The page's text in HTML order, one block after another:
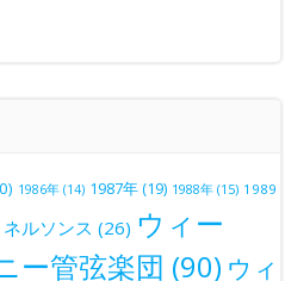
1986年 (14) 1987年(19) 1988年 (15) 1989
ルソンス (26) ウィー
ー管弦楽団 (90) ウィ